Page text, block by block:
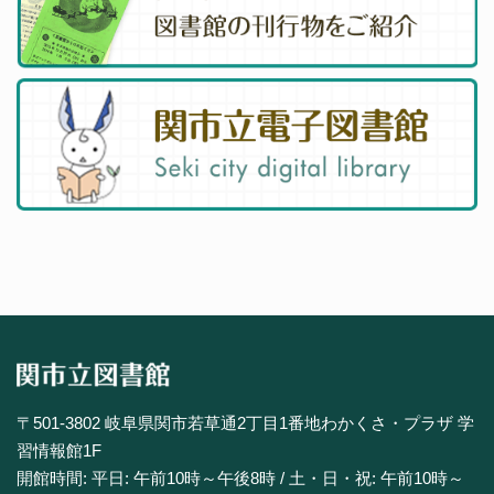
〒501-3802 岐阜県関市若草通2丁目1番地わかくさ・プラザ 学
習情報館1F
開館時間: 平日: 午前10時～午後8時 / 土・日・祝: 午前10時～